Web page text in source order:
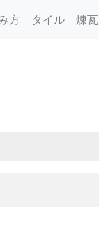
方 タイル 煉瓦